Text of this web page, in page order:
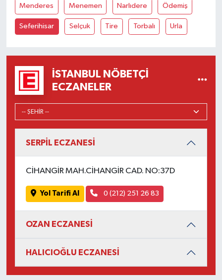
Menderes Menemen Narlıdere Ödemiş
Seferihisar Selçuk Tire Torbalı Urla
İSTANBUL NÖBETÇI
ECZANELER
SERPİL ECZANESİ
CİHANGİR MAH.CİHANGİR CAD. NO:37D
Yol Tarifi Al 0 (212) 251 26 83
OZAN ECZANESİ
HALICIOĞLU ECZANESİ